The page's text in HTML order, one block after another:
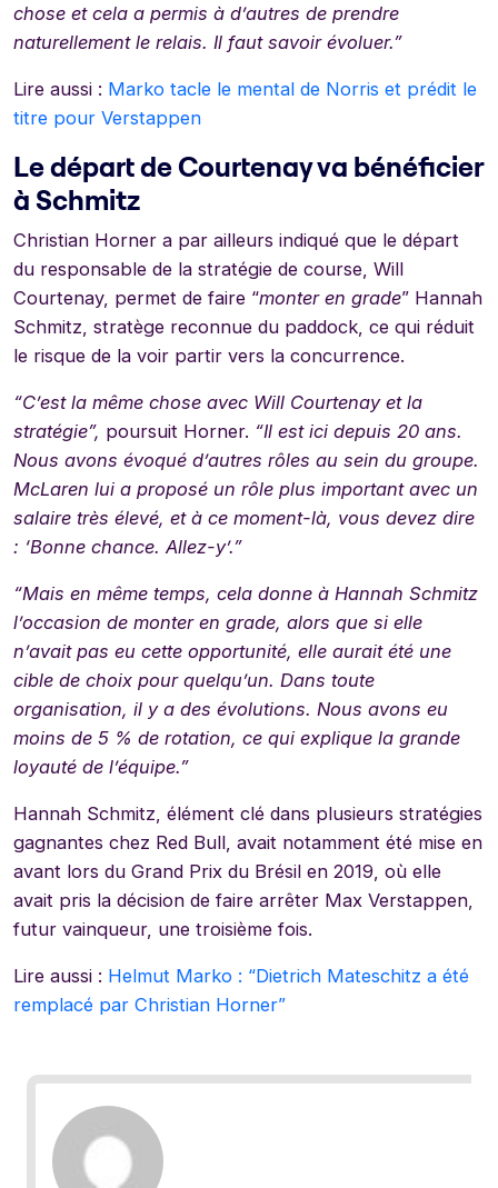
chose et cela a permis à d’autres de prendre
naturellement le relais. Il faut savoir évoluer.”
Lire aussi : Marko tacle le mental de Norris et prédit le
titre pour Verstappen
Le départ de Courtenay va bénéficier
à Schmitz
Christian Horner a par ailleurs indiqué que le départ
du responsable de la stratégie de course, Will
Courtenay, permet de faire “monter en grade” Hannah
Schmitz, stratège reconnue du paddock, ce qui réduit
le risque de la voir partir vers la concurrence.
“C’est la même chose avec Will Courtenay et la
stratégie”, poursuit Horner. “Il est ici depuis 20 ans.
Nous avons évoqué d’autres rôles au sein du groupe.
McLaren lui a proposé un rôle plus important avec un
salaire très élevé, et à ce moment-là, vous devez dire
: ‘Bonne chance. Allez-y’.”
“Mais en même temps, cela donne à Hannah Schmitz
l’occasion de monter en grade, alors que si elle
n’avait pas eu cette opportunité, elle aurait été une
cible de choix pour quelqu’un. Dans toute
organisation, il y a des évolutions. Nous avons eu
moins de 5 % de rotation, ce qui explique la grande
loyauté de l’équipe.”
Hannah Schmitz, élément clé dans plusieurs stratégies
gagnantes chez Red Bull, avait notamment été mise en
avant lors du Grand Prix du Brésil en 2019, où elle
avait pris la décision de faire arrêter Max Verstappen,
futur vainqueur, une troisième fois.
Lire aussi : Helmut Marko : “Dietrich Mateschitz a été
remplacé par Christian Horner”